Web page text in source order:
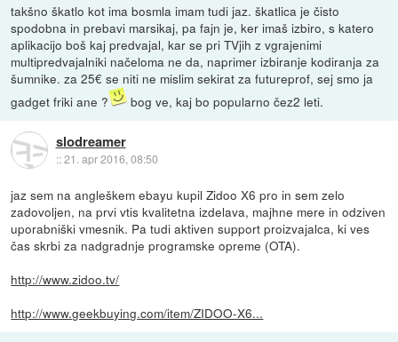
takšno škatlo kot ima bosmla imam tudi jaz. škatlica je čisto
spodobna in prebavi marsikaj, pa fajn je, ker imaš izbiro, s katero
aplikacijo boš kaj predvajal, kar se pri TVjih z vgrajenimi
multipredvajalniki načeloma ne da, naprimer izbiranje kodiranja za
šumnike. za 25€ se niti ne mislim sekirat za futureprof, sej smo ja
gadget friki ane ?
bog ve, kaj bo popularno čez2 leti.
slodreamer
::21. apr 2016, 08:50
jaz sem na angleškem ebayu kupil Zidoo X6 pro in sem zelo
zadovoljen, na prvi vtis kvalitetna izdelava, majhne mere in odziven
uporabniški vmesnik. Pa tudi aktiven support proizvajalca, ki ves
čas skrbi za nadgradnje programske opreme (OTA).
http://www.zidoo.tv/
http://www.geekbuying.com/item/ZIDOO-X6...